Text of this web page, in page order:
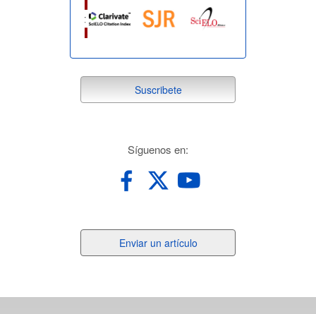
suscribete
Suscribete
Síguenos en:
un
Enviar un artículo